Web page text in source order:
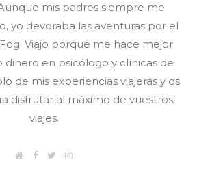
mis padres siempre me
yo devoraba las aventuras por el
Viajo porque me hace mejor
dinero en psicólogo y clínicas de
de mis experiencias viajeras y os
disfrutar al máximo de vuestros
viajes.
W
F
I